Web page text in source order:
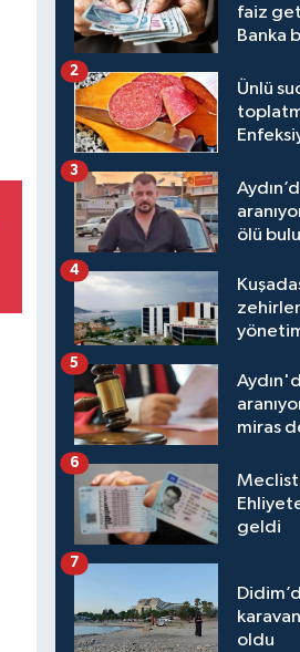
faiz
Banka
Ünlü
2
ölü
3
4
miras
5
geldi
6
oldu
7